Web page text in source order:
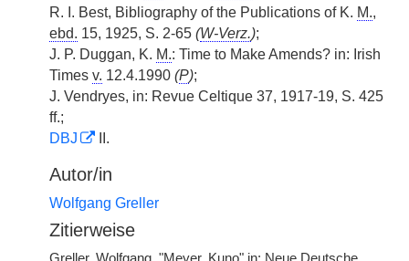
R. I. Best, Bibliography of the Publications of K. M.,
ebd. 15, 1925, S. 2-65 (W-Verz.);
J. P. Duggan, K. M.: Time to Make Amends? in: Irish
Times v. 12.4.1990 (P);
J. Vendryes, in: Revue Celtique 37, 1917-19, S. 425
ff.;
DBJ
II.
Autor/in
Wolfgang Greller
Zitierweise